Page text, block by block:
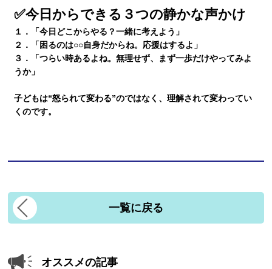
✅今日からできる３つの静かな声かけ
１．「今日どこからやる？一緒に考えよう」
２．「困るのは○○自身だからね。応援はするよ」
３．「つらい時あるよね。無理せず、まず一歩だけやってみよ
うか」
子どもは“怒られて変わる”のではなく、理解されて変わってい
くのです。
一覧に戻る
オススメの記事